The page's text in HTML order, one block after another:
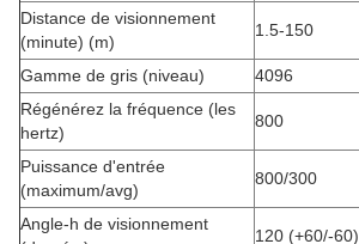
Distance de visionnement
(minute) (m)
1.5-150
Gamme de gris (niveau)
4096
Régénérez la fréquence (les
hertz)
800
Puissance d'entrée
(maximum/avg)
800/300
Angle-h de visionnement
120 (+60/-60)